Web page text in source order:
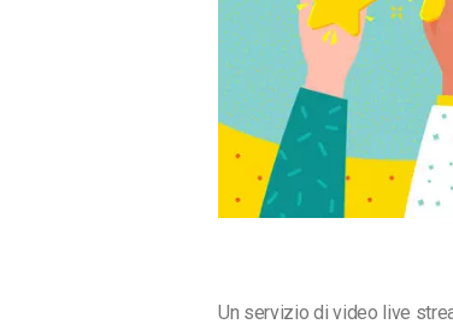
Un servizio di video live